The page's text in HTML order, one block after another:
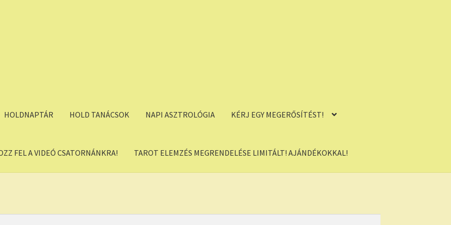
HOLDNAPTÁR HOLD TANÁCSOK NAPI ASZTROLÓGIA KÉRJ EGY MEGERŐSÍTÉST!
FEL A VIDEÓ CSATORNÁNKRA! TAROT ELEMZÉS MEGRENDELÉSE LIMITÁLT! AJÁNDÉKOKKAL!